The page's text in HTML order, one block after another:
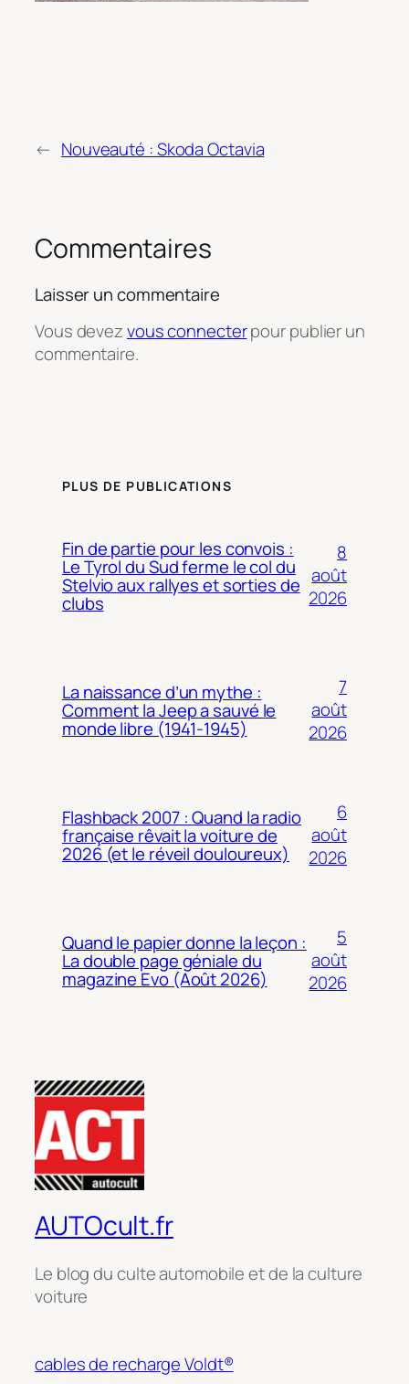
← Nouveauté : Skoda Octavia
Commentaires
Laisser un commentaire
Vous devezvous connecterpour publier un
commentaire.
PLUS DE PUBLICATIONS
Fin de partie pour les convois :
Le Tyrol du Sud ferme le col du
Stelvio aux rallyes et sorties de
clubs
8
août
2026
La naissance d’un mythe :
Comment la Jeep a sauvé le
monde libre (1941-1945)
7
août
2026
Flashback 2007 : Quand la radio
française rêvait la voiture de
2026 (et le réveil douloureux)
6
août
2026
Quand le papier donne la leçon :
La double page géniale du
magazine Evo (Août 2026)
5
août
2026
AUTOcult.fr
Le blog du culte automobile et de la culture
voiture
cables de recharge Voldt®